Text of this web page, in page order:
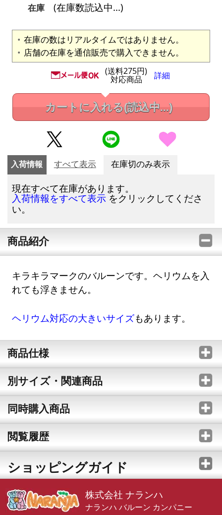
在庫
(在庫数読込中...)
在庫の数はリアルタイムではありません。
店舗の在庫を通信販売で購入できません。
(送料275円)
対応商品 詳細
カートに入れる(読込中...)
入荷情報 すべて表示 在庫切のみ表示
現在すべて在庫があります。
入荷情報をすべて表示 をクリックしてくださ
い。
商品紹介
キラキラマークのバルーンです。ヘリウムを入
れても浮きません。
ヘリウム対応の大きいサイズもあります。
商品仕様
別サイズ・関連商品
同時購入商品
閲覧履歴
ショッピングガイド
株式会社 ナランハ
ナランハ バルーン カンパニー